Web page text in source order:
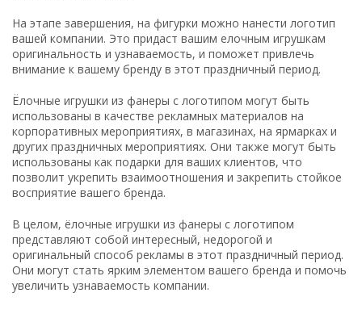
На этапе завершения, на фигурки можно нанести логотип
вашей компании. Это придаст вашим елочным игрушкам
оригинальность и узнаваемость, и поможет привлечь
внимание к вашему бренду в этот праздничный период.
Ёлочные игрушки из фанеры с логотипом могут быть
использованы в качестве рекламных материалов на
корпоративных мероприятиях, в магазинах, на ярмарках и
других праздничных мероприятиях. Они также могут быть
использованы как подарки для ваших клиентов, что
позволит укрепить взаимоотношения и закрепить стойкое
восприятие вашего бренда.
В целом, ёлочные игрушки из фанеры с логотипом
представляют собой интересный, недорогой и
оригинальный способ рекламы в этот праздничный период.
Они могут стать ярким элементом вашего бренда и помочь
увеличить узнаваемость компании.